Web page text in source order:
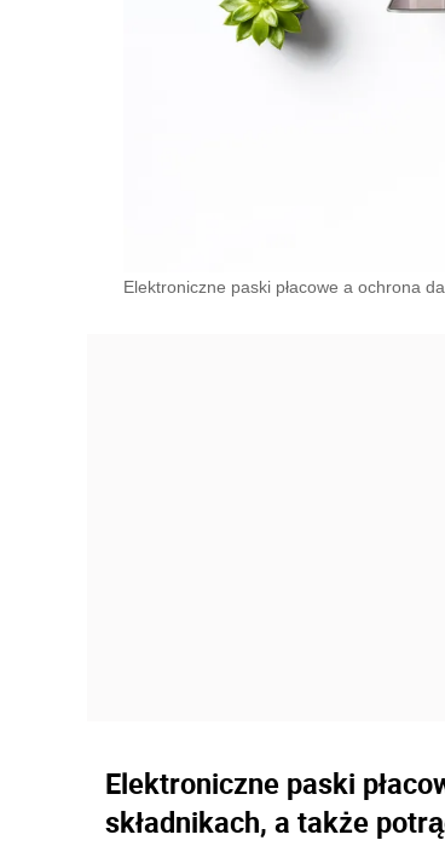
Elektroniczne paski płacowe a ochrona
Elektroniczne paski
składnikach, a także